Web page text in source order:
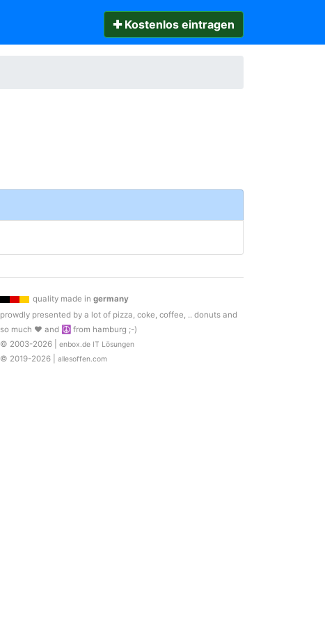
✚ Kostenlos eintragen
quality made in germany
prowdly presented by a lot of pizza, coke, coffee, .. donuts and
so much ♥ and ☮ from hamburg ;-)
© 2003-2026 | enbox.de IT Lösungen
© 2019-2026 | allesoffen.com